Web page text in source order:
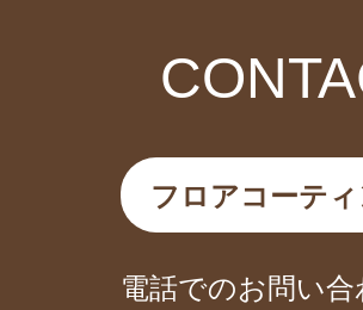
フロアコーテ
電話でのお問い合